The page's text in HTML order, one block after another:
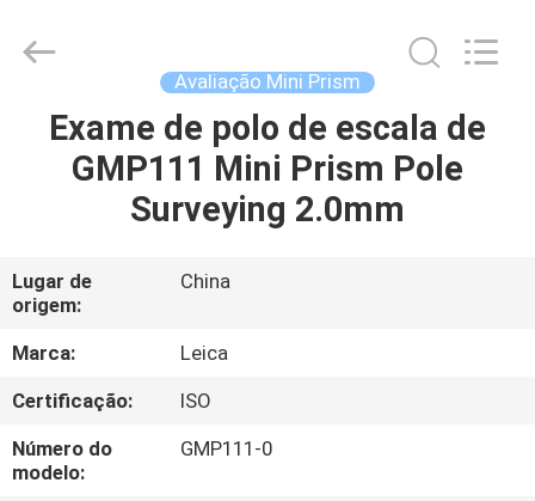
CASA
PRODUTOS
SOBRE
NÓS
EXCURSÃO
DA
FÁBRICA
Survey
Instrument
Avaliação Mini Prism
Exame de polo de escala de
GMP111 Mini Prism Pole
Surveying 2.0mm
Lugar de
origem:
China
Marca:
Leica
Certificação:
ISO
Número do
modelo:
GMP111-0